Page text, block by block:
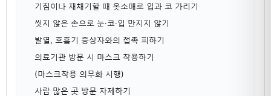
기침이나 재채기할 때 옷소매로 입과 코 가리기
씻지 않은 손으로 눈·코·입 만지지 않기
발열, 호흡기 증상자와의 접촉 피하기
의료기관 방문 시 마스크 착용하기
(마스크착용 의무화 시행)
사람 많은 곳 방문 자제하기